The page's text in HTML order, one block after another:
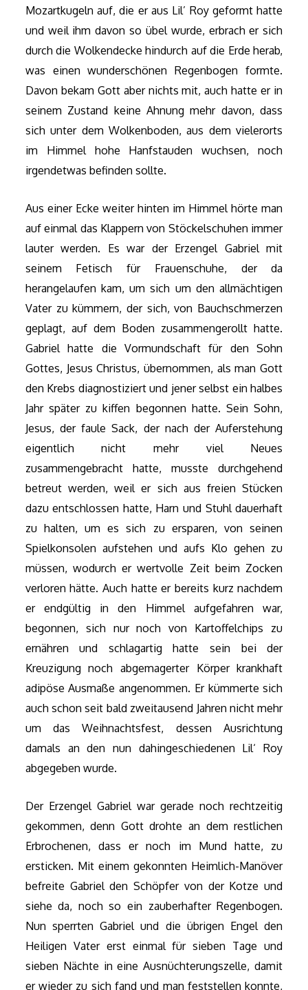
Mozartkugeln auf, die er aus Lil’ Roy geformt hatte
und weil ihm davon so übel wurde, erbrach er sich
durch die Wolkendecke hindurch auf die Erde herab,
was einen wunderschönen Regenbogen formte.
Davon bekam Gott aber nichts mit, auch hatte er in
seinem Zustand keine Ahnung mehr davon, dass
sich unter dem Wolkenboden, aus dem vielerorts
im Himmel hohe Hanfstauden wuchsen, noch
irgendetwas befinden sollte.
Aus einer Ecke weiter hinten im Himmel hörte man
auf einmal das Klappern von Stöckelschuhen immer
lauter werden. Es war der Erzengel Gabriel mit
seinem Fetisch für Frauenschuhe, der da
herangelaufen kam, um sich um den allmächtigen
Vater zu kümmern, der sich, von Bauchschmerzen
geplagt, auf dem Boden zusammengerollt hatte.
Gabriel hatte die Vormundschaft für den Sohn
Gottes, Jesus Christus, übernommen, als man Gott
den Krebs diagnostiziert und jener selbst ein halbes
Jahr später zu kiffen begonnen hatte. Sein Sohn,
Jesus, der faule Sack, der nach der Auferstehung
eigentlich nicht mehr viel Neues
zusammengebracht hatte, musste durchgehend
betreut werden, weil er sich aus freien Stücken
dazu entschlossen hatte, Harn und Stuhl dauerhaft
zu halten, um es sich zu ersparen, von seinen
Spielkonsolen aufstehen und aufs Klo gehen zu
müssen, wodurch er wertvolle Zeit beim Zocken
verloren hätte. Auch hatte er bereits kurz nachdem
er endgültig in den Himmel aufgefahren war,
begonnen, sich nur noch von Kartoffelchips zu
ernähren und schlagartig hatte sein bei der
Kreuzigung noch abgemagerter Körper krankhaft
adipöse Ausmaße angenommen. Er kümmerte sich
auch schon seit bald zweitausend Jahren nicht mehr
um das Weihnachtsfest, dessen Ausrichtung
damals an den nun dahingeschiedenen Lil‘ Roy
abgegeben wurde.
Der Erzengel Gabriel war gerade noch rechtzeitig
gekommen, denn Gott drohte an dem restlichen
Erbrochenen, dass er noch im Mund hatte, zu
ersticken. Mit einem gekonnten Heimlich-Manöver
befreite Gabriel den Schöpfer von der Kotze und
siehe da, noch so ein zauberhafter Regenbogen.
Nun sperrten Gabriel und die übrigen Engel den
Heiligen Vater erst einmal für sieben Tage und
sieben Nächte in eine Ausnüchterungszelle, damit
er wieder zu sich fand und man feststellen konnte,